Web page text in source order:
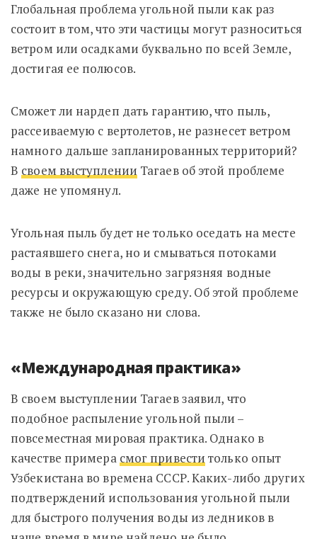
Глобальная проблема угольной пыли как раз
состоит в том, что эти частицы могут разноситься
ветром или осадками буквально по всей Земле,
достигая ее полюсов.
Сможет ли нардеп дать гарантию, что пыль,
рассеиваемую с вертолетов, не разнесет ветром
намного дальше запланированных территорий?
В своем выступлении Тагаев об этой проблеме
даже не упомянул.
Угольная пыль будет не только оседать на месте
растаявшего снега, но и смываться потоками
воды в реки, значительно загрязняя водные
ресурсы и окружающую среду. Об этой проблеме
также не было сказано ни слова.
«Международная практика»
В своем выступлении Тагаев заявил, что
подобное распыление угольной пыли –
повсеместная мировая практика. Однако в
качестве примера смог привести только опыт
Узбекистана во времена СССР. Каких-либо других
подтверждений использования угольной пыли
для быстрого получения воды из ледников в